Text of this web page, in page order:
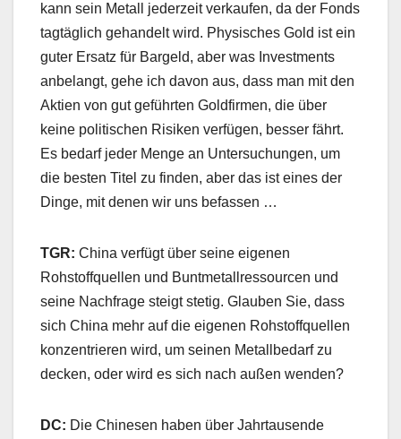
kann sein Metall jederzeit verkaufen, da der Fonds
tagtäglich gehandelt wird. Physisches Gold ist ein
guter Ersatz für Bargeld, aber was Investments
anbelangt, gehe ich davon aus, dass man mit den
Aktien von gut geführten Goldfirmen, die über
keine politischen Risiken verfügen, besser fährt.
Es bedarf jeder Menge an Untersuchungen, um
die besten Titel zu finden, aber das ist eines der
Dinge, mit denen wir uns befassen …
TGR: China verfügt über seine eigenen
Rohstoffquellen und Buntmetallressourcen und
seine Nachfrage steigt stetig. Glauben Sie, dass
sich China mehr auf die eigenen Rohstoffquellen
konzentrieren wird, um seinen Metallbedarf zu
decken, oder wird es sich nach außen wenden?
DC: Die Chinesen haben über Jahrtausende